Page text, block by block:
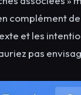
complément
et les
pas